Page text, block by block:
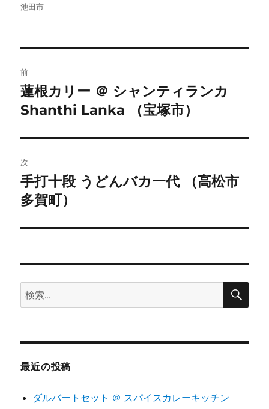
池田市
稿
ナ
ビ
ゲ
ー
シ
ン
前
前
の
稿:
蓮根カリー ＠ シャンティランカ
Shanthi Lanka （宝塚市）
次
次
の
稿:
手打十段 うどんバカ一代 （高松市
多賀町）
検
索:
検
最近の投稿
ダルバートセット ＠ スパイスカレーキッチン